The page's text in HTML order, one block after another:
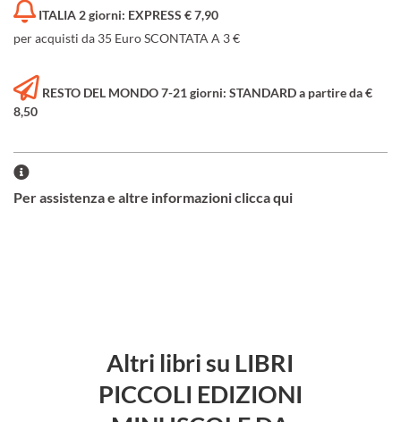
ITALIA 2 giorni: EXPRESS € 7,90
per acquisti da 35 Euro SCONTATA A 3 €
RESTO DEL MONDO 7-21 giorni: STANDARD a partire da €
8,50
Per assistenza e altre informazioni clicca qui
Altri libri su LIBRI
PICCOLI EDIZIONI